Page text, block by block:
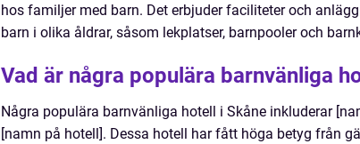
hos familjer med barn. Det erbjuder faciliteter och
barn i olika åldrar, såsom lekplatser, barnpooler och
Vad är några populära barnvänliga
Några populära barnvänliga hotell i Skåne inkluderar
[namn på hotell]. Dessa hotell har fått höga betyg från